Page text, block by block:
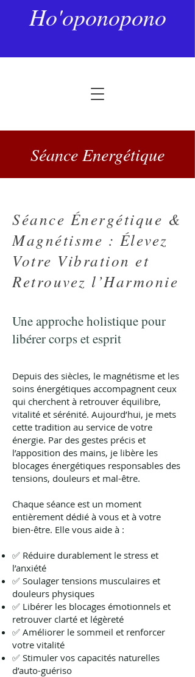
Ho'oponopono
Séance Energétique
Séance Énergétique &
Magnétisme : Élevez
Votre Vibration et
Retrouvez l’Harmonie
Une approche holistique pour
libérer corps et esprit
Depuis des siècles, le magnétisme et les
soins énergétiques accompagnent ceux
qui cherchent à retrouver équilibre,
vitalité et sérénité. Aujourd’hui, je mets
cette tradition au service de votre
énergie. Par des gestes précis et
l’apposition des mains, je libère les
blocages énergétiques responsables des
tensions, douleurs et mal-être.
Chaque séance est un moment
entièrement dédié à vous et à votre
bien-être. Elle vous aide à :
✅ Réduire durablement le stress et
l’anxiété
✅ Soulager tensions musculaires et
douleurs physiques
✅ Libérer les blocages émotionnels et
retrouver clarté et légèreté
✅ Améliorer le sommeil et renforcer
votre vitalité
✅ Stimuler vos capacités naturelles
d’auto-guériso